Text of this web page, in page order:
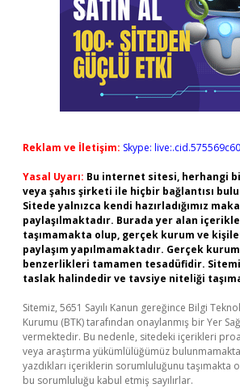
Reklam ve İletişim: Skype:
Yasal Uyarı: Bu internet sitesi, herhangi
veya şahıs şirketi ile hiçbir bağlantısı
Sitede yalnızca kendi hazırladığımız
paylaşılmaktadır. Burada yer alan
taşımamakta olup, gerçek kurum ve
paylaşım yapılmamaktadır. Gerçek
benzerlikleri tamamen tesadüfidir.
taslak halindedir ve tavsiye niteliği
Sitemiz, 5651 Sayılı Kanun gereğince Bilgi
Kurumu (BTK) tarafından onaylanmış bir Yer
vermektedir. Bu nedenle, sitedeki içerikleri
veya araştırma yükümlülüğümüz
yazdıkları içeriklerin sorumluluğunu taşımakta
bu sorumluluğu kabul etmiş sayılırlar.